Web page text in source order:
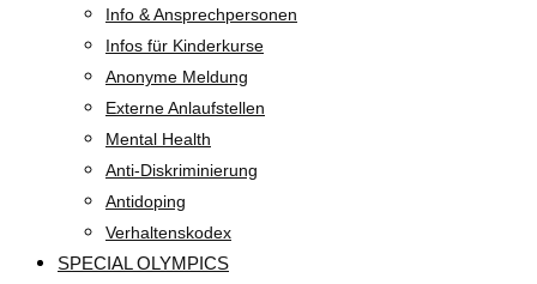
Info & Ansprechpersonen
Infos für Kinderkurse
Anonyme Meldung
Externe Anlaufstellen
Mental Health
Anti-Diskriminierung
Antidoping
Verhaltenskodex
SPECIAL OLYMPICS